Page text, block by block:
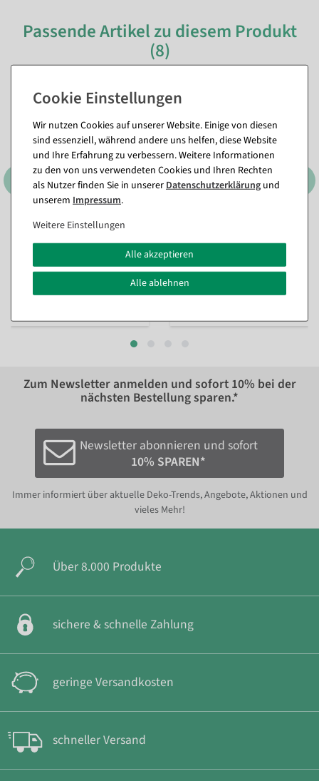
Passende Artikel zu diesem Produkt
(8)
%
3er Set Dekoringe, schwarz
17,79 € 9,46 €
Zum Newsletter anmelden und sofort 10% bei der
nächsten Bestellung sparen.*
Newsletter abonnieren und sofort
10% SPAREN*
Immer informiert über aktuelle Deko-Trends, Angebote, Aktionen und
vieles Mehr!
Über 8.000 Produkte
sichere & schnelle Zahlung
geringe Versandkosten
schneller Versand
Wir nutzen Cookies auf unserer Website. Einige von diesen
sind essenziell, während andere uns helfen, diese Website
und Ihre Erfahrung zu verbessern. Weitere Informationen
zu den von uns verwendeten Cookies und Ihren Rechten
als Nutzer finden Sie in unsererDaten­schutz­erklärung und
unserem Impressum.
Weitere Einstellungen
Alle akzeptieren
Alle ablehnen